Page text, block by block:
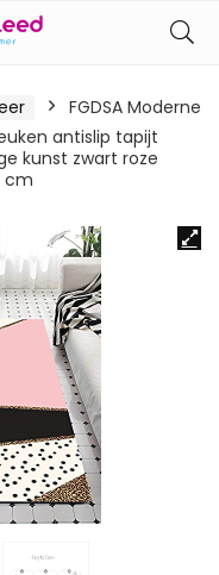
FGDSA Moderne
antislip tapijt
kunst zwart roze
cm